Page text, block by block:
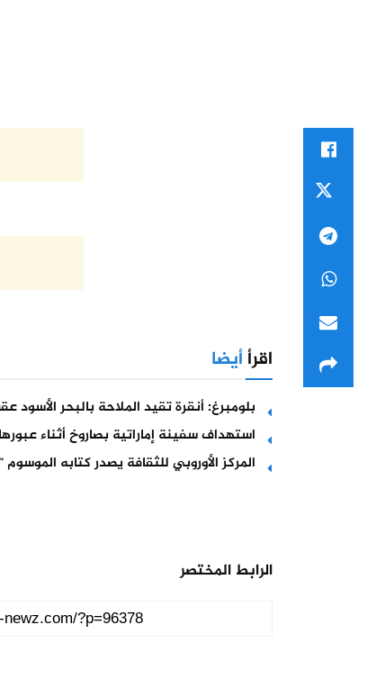
اقرأأيضا
بلومبرغ: أنقرة تقيد الملاحة بالبحر
استهداف سفينة إماراتية بصاروخ أثناء
المركز الأوروبي للثقافة يصدر كتابه
الرابط المختصر